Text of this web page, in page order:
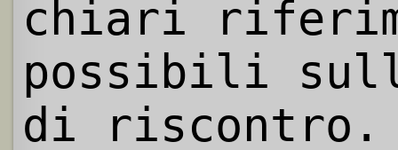
chiari
possibili
di riscontro.